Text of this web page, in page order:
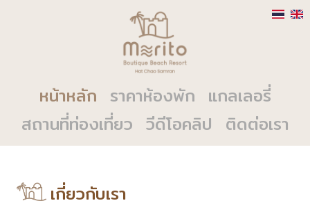
หน้าหลัก ราคาห้องพัก แกลเลอรี่
สถานที่ท่องเที่ยว วีดีโอคลิป ติดต่อเรา
เกี่ยวกับเรา